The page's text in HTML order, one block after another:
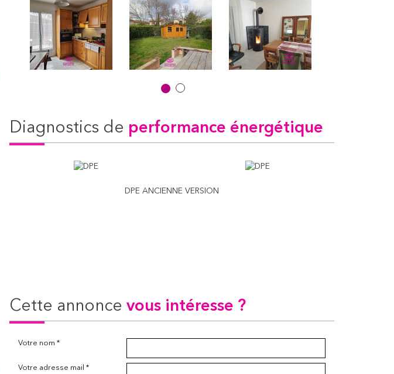
diagnostics de performance énergétique
DPE ANCIENNE VERSION
cette annonce vous intéresse ?
Votre nom *
Votre adresse mail *